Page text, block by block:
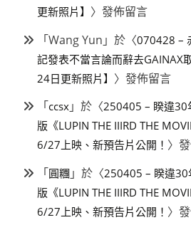
更新照片】 〉發佈留言
「Wang Yun 」於〈070428 –
記發表不當言論而辭去GAINAX
24日更新照片】 〉發佈留言
「ccsx 」於〈250405 – 睽違30
版《LUPIN THE IIIRD THE
6/27上映、新預告片公開！ 〉
「圓糰 」於〈250405 – 睽違30
版《LUPIN THE IIIRD THE
6/27上映、新預告片公開！ 〉